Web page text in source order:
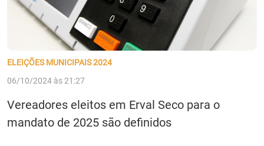
ELEIÇÕES MUNICIPAIS 2024
06/10/2024 às 21:27
Vereadores eleitos em Erval Seco para o
mandato de 2025 são definidos